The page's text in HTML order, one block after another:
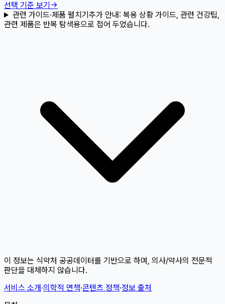
선택 기준 보기 →
관련 가이드·제품 펼치기추가 안내: 복용 상황 가이드, 관련 건강팁,
관련 제품은 반복 탐색용으로 접어 두었습니다.
이 정보는 식약처 공공데이터를 기반으로 하며, 의사/약사의 전문적
판단을 대체하지 않습니다.
서비스 소개·의학적 면책·콘텐츠 정책·정보 출처